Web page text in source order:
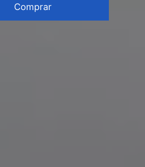
Comprar